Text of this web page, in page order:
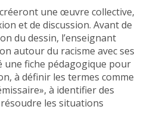
une œuvre collective,
et de discussion. Avant de
du dessin, l’enseignant
autour du racisme avec ses
une fiche pédagogique pour
à définir les termes comme
à identifier des
les situations